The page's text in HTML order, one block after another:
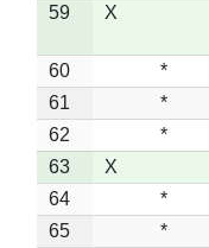
59
X
60 *
61
*
62
*
63
X
64
*
65
*